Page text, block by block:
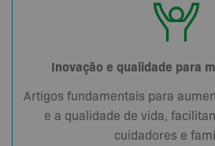
Inovação e qualidade para
Artigos fundamentais para
e a qualidade de vida,
cuidadores e